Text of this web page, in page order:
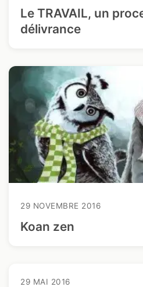
Le TRAVAIL, un
délivrance
29 NOVEMBRE 2016
Koan zen
29 MAI 2016